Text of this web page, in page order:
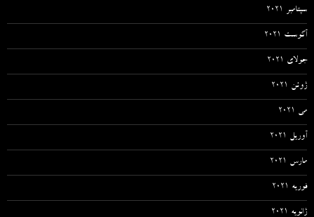
سپتامبر 2021
آگوست 2021
جولای 2021
ژوئن 2021
می 2021
آوریل 2021
مارس 2021
فوریه 2021
ژانویه 2021